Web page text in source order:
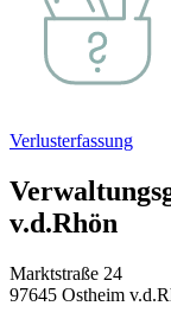
Verlusterfassung
v.d.Rhön
Marktstraße 24
97645 Ostheim